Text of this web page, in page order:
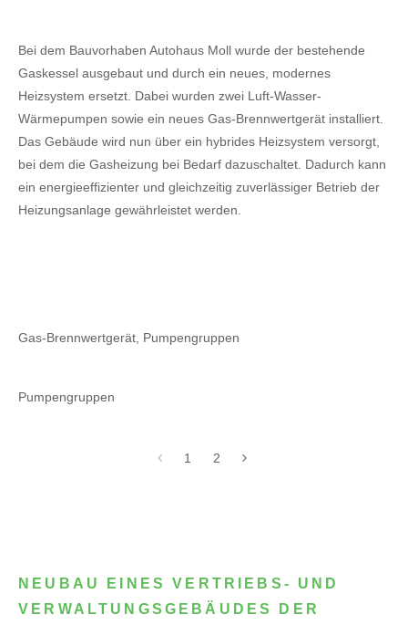
Bei dem Bauvorhaben Autohaus Moll wurde der bestehende
Gaskessel ausgebaut und durch ein neues, modernes
Heizsystem ersetzt. Dabei wurden zwei Luft-Wasser-
Wärmepumpen sowie ein neues Gas-Brennwertgerät installiert.
Das Gebäude wird nun über ein hybrides Heizsystem versorgt,
bei dem die Gasheizung bei Bedarf dazuschaltet. Dadurch kann
ein energieeffizienter und gleichzeitig zuverlässiger Betrieb der
Heizungsanlage gewährleistet werden.
Gas-Brennwertgerät, Pumpengruppen
Pumpengruppen
1 2
NEUBAU EINES VERTRIEBS- UND
VERWALTUNGSGEBÄUDES DER